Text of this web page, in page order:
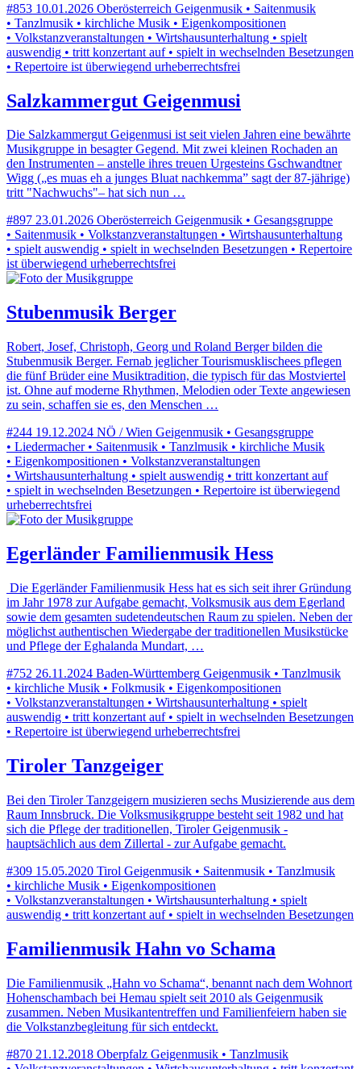
#853 10.01.2026 Oberösterreich Geigenmusik • Saitenmusik
• Tanzlmusik • kirchliche Musik • Eigenkompositionen
• Volkstanzveranstaltungen • Wirtshausunterhaltung • spielt
auswendig • tritt konzertant auf • spielt in wechselnden Besetzungen
• Repertoire ist überwiegend urheberrechtsfrei
Salzkammergut Geigenmusi
Die Salzkammergut Geigenmusi ist seit vielen Jahren eine bewährte
Musikgruppe in besagter Gegend. Mit zwei kleinen Rochaden an
den Instrumenten – anstelle ihres treuen Urgesteins Gschwandtner
Wigg („es muas eh a junges Bluat nachkemma” sagt der 87-jährige)
tritt "Nachwuchs"– hat sich nun …
#897 23.01.2026 Oberösterreich Geigenmusik • Gesangsgruppe
• Saitenmusik • Volkstanzveranstaltungen • Wirtshausunterhaltung
• spielt auswendig • spielt in wechselnden Besetzungen • Repertoire
ist überwiegend urheberrechtsfrei
Stubenmusik Berger
Robert, Josef, Christoph, Georg und Roland Berger bilden die
Stubenmusik Berger. Fernab jeglicher Tourismusklischees pflegen
die fünf Brüder eine Musiktradition, die typisch für das Mostviertel
ist. Ohne auf moderne Rhythmen, Melodien oder Texte angewiesen
zu sein, schaffen sie es, den Menschen …
#244 19.12.2024 NÖ / Wien Geigenmusik • Gesangsgruppe
• Liedermacher • Saitenmusik • Tanzlmusik • kirchliche Musik
• Eigenkompositionen • Volkstanzveranstaltungen
• Wirtshausunterhaltung • spielt auswendig • tritt konzertant auf
• spielt in wechselnden Besetzungen • Repertoire ist überwiegend
urheberrechtsfrei
Egerländer Familienmusik Hess
Die Egerländer Familienmusik Hess hat es sich seit ihrer Gründung
im Jahr 1978 zur Aufgabe gemacht, Volksmusik aus dem Egerland
sowie dem gesamten sudetendeutschen Raum zu spielen. Neben der
möglichst authentischen Wiedergabe der traditionellen Musikstücke
und Pflege der Eghalanda Mundart, …
#752 26.11.2024 Baden-Württemberg Geigenmusik • Tanzlmusik
• kirchliche Musik • Folkmusik • Eigenkompositionen
• Volkstanzveranstaltungen • Wirtshausunterhaltung • spielt
auswendig • tritt konzertant auf • spielt in wechselnden Besetzungen
• Repertoire ist überwiegend urheberrechtsfrei
Tiroler Tanzgeiger
Bei den Tiroler Tanzgeigern musizieren sechs Musizierende aus dem
Raum Innsbruck. Die Volksmusikgruppe besteht seit 1982 und hat
sich die Pflege der traditionellen, Tiroler Geigenmusik -
hauptsächlich aus dem Zillertal - zur Aufgabe gemacht.
#309 15.05.2020 Tirol Geigenmusik • Saitenmusik • Tanzlmusik
• kirchliche Musik • Eigenkompositionen
• Volkstanzveranstaltungen • Wirtshausunterhaltung • spielt
auswendig • tritt konzertant auf • spielt in wechselnden Besetzungen
Familienmusik Hahn vo Schama
Die Familienmusik „Hahn vo Schama“, benannt nach dem Wohnort
Hohenschambach bei Hemau spielt seit 2010 als Geigenmusik
zusammen. Neben Musikantentreffen und Familienfeiern haben sie
die Volkstanzbegleitung für sich entdeckt.
#870 21.12.2018 Oberpfalz Geigenmusik • Tanzlmusik